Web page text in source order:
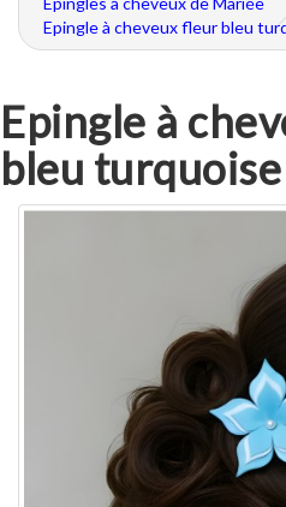
Epingle à cheveux fleur bleu
Epingle à
bleu